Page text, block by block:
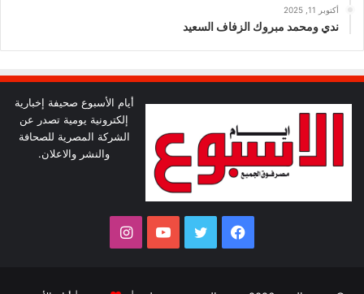
أكتوبر 11, 2025
ندي ومحمد مبروك الزفاف السعيد
أيام الأسبوع صحيفة إخبارية
إلكترونية يومية تصدر عن
الشركة المصرية للصحافة
والنشر والاعلان.
فيسبوك تويتر يوتيوبانستقرام